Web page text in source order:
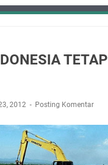
TETAP
2012 Posting Komentar